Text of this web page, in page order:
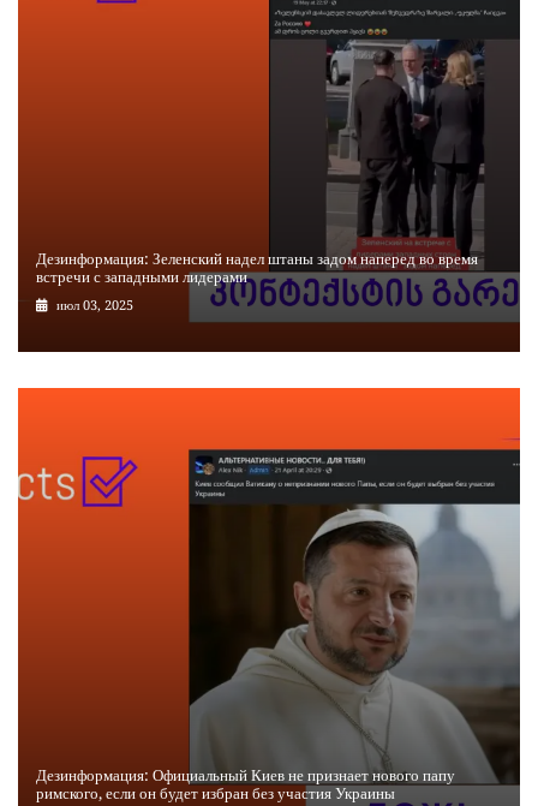
Дезинформация: Зеленский надел штаны задом наперед во время
встречи с западными лидерами
июл 03, 2025
Дезинформация: Официальный Киев не признает нового папу
римского, если он будет избран без участия Украины